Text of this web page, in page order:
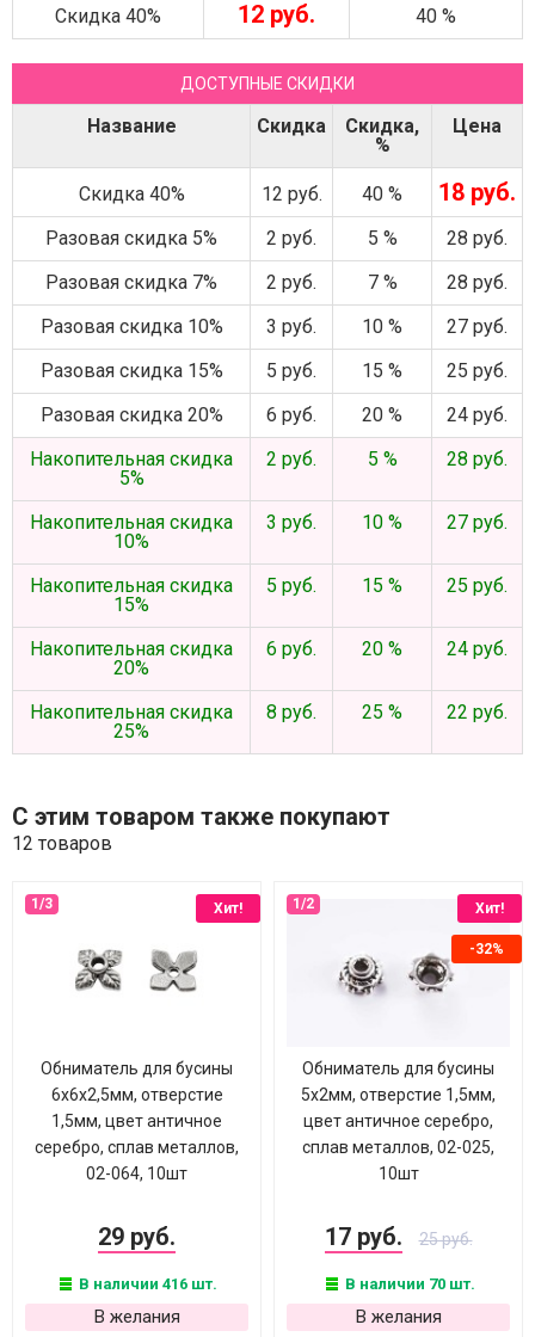
Скидка 40% 12 руб. 40 %
ДОСТУПНЫЕ СКИДКИ
Название Скидка
Скидка,
%
Цена
Скидка 40% 12 руб. 40 % 18 руб.
Разовая скидка 5% 2 руб. 5 %
28 руб.
Разовая скидка 7%
2 руб. 7 %
28 руб.
Разовая скидка 10%
3 руб. 10 %
27 руб.
Разовая скидка 15%
5 руб. 15 %
25 руб.
Разовая скидка 20%
6 руб. 20 %
24 руб.
Накопительная скидка
5%
2 руб. 5 % 28 руб.
Накопительная скидка
10%
3 руб. 10 % 27 руб.
Накопительная скидка
15%
5 руб. 15 % 25 руб.
Накопительная скидка
20%
6 руб. 20 % 24 руб.
Накопительная скидка
25%
8 руб. 25 % 22 руб.
С этим товаром также покупают
12 товаров
Хит!
Обниматель для бусины
6х6х2,5мм, отверстие
1,5мм, цвет античное
серебро, сплав металлов,
02-064, 10шт
29 руб.
В наличии 416 шт.
В желания
Хит!
-32%
Обниматель для бусины
5х2мм, отверстие 1,5мм,
цвет античное серебро,
сплав металлов, 02-025,
10шт
17 руб. 25 руб.
В наличии 70 шт.
В желания